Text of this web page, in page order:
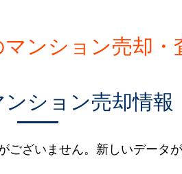
ンション売却・
ション売却情報
ざいません。新しいデータ